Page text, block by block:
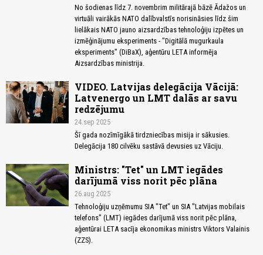
No šodienas līdz 7. novembrim militārajā bāzē Ādažos un
virtuāli vairākās NATO dalībvalstīs norisināsies līdz šim
lielākais NATO jauno aizsardzības tehnoloģiju izpētes un
izmēģinājumu eksperiments - "Digitālā mugurkaula
eksperiments" (DiBaX), aģentūru LETA informēja
Aizsardzības ministrija.
VIDEO. Latvijas delegācija Vācijā:
Latvenergo un LMT dalās ar savu
redzējumu
24.sep 2025
Šī gada nozīmīgākā tirdzniecības misija ir sākusies.
Delegācija 180 cilvēku sastāvā devusies uz Vāciju.
Ministrs: "Tet" un LMT iegādes
darījumā viss norit pēc plāna
26.aug 2025
Tehnoloģiju uzņēmumu SIA "Tet" un SIA "Latvijas mobilais
telefons" (LMT) iegādes darījumā viss norit pēc plāna,
aģentūrai LETA sacīja ekonomikas ministrs Viktors Valainis
(ZZS).